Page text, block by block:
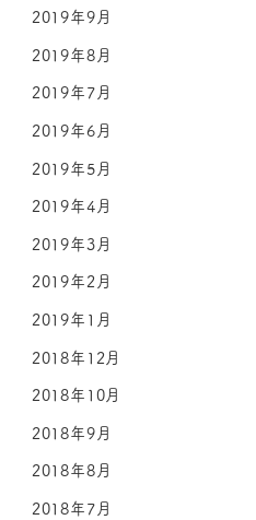
2019年9月
2019年8月
2019年7月
2019年6月
2019年5月
2019年4月
2019年3月
2019年2月
2019年1月
2018年12月
2018年10月
2018年9月
2018年8月
2018年7月